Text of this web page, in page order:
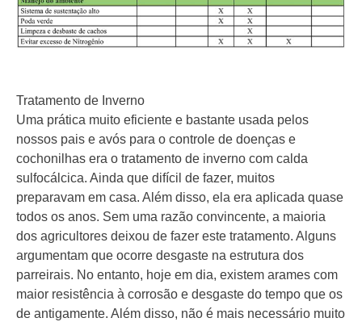
Tratamento de Inverno
Uma prática muito eficiente e bastante usada pelos
nossos pais e avós para o controle de doenças e
cochonilhas era o tratamento de inverno com calda
sulfocálcica. Ainda que difícil de fazer, muitos
preparavam em casa. Além disso, ela era aplicada quase
todos os anos. Sem uma razão convincente, a maioria
dos agricultores deixou de fazer este tratamento. Alguns
argumentam que ocorre desgaste na estrutura dos
parreirais. No entanto, hoje em dia, existem arames com
maior resistência à corrosão e desgaste do tempo que os
de antigamente. Além disso, não é mais necessário muito